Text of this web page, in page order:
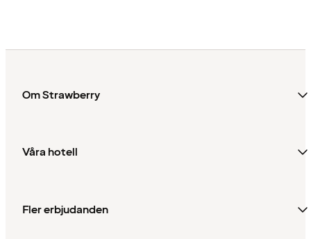
Om Strawberry
Våra hotell
Fler erbjudanden